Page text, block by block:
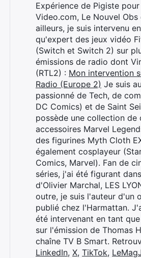
Expérience de Pigiste
Video.com, Le Nouvel Obs
ailleurs, je suis intervenu
qu'expert des jeux vidéo
(Switch et Switch 2) sur
émissions de radio dont
(RTL2) : Mon intervention
Radio (Europe 2) Je suis
passionné de Tech, de
DC Comics) et de Saint
possède une collection de
accessoires Marvel
des figurines Myth Cloth
également cosplayeur
Comics, Marvel). Fan de
séries, j'ai été figurant
d'Olivier Marchal, LES
outre, je suis l'auteur d'un
publié chez l'Harmattan.
été intervenant en tant
sur l'émission de Thomas
chaîne TV B Smart.
LinkedIn, X, TikTok,